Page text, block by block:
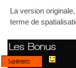
La version
terme de
Les Bonus
Supléments